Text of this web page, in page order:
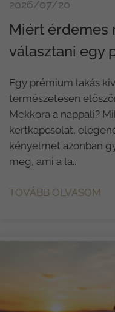
2026/07/20
Miért érdemes
választani egy
Egy prémium lakás
természetesen
Mekkora a nappali?
kertkapcsolat,
kényelmet azonban
meg, ami a la...
TOVÁBB OLVASOM